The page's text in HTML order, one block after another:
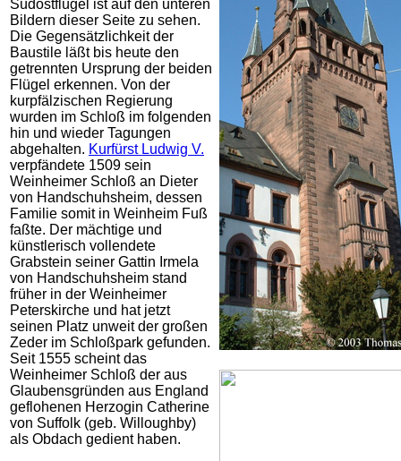
Südostflügel ist auf den unteren
Bildern dieser Seite zu sehen.
Die Gegensätzlichkeit der
Baustile läßt bis heute den
getrennten Ursprung der beiden
Flügel erkennen. Von der
kurpfälzischen Regierung
wurden im Schloß im folgenden
hin und wieder Tagungen
abgehalten. Kurfürst Ludwig V.
verpfändete 1509 sein
Weinheimer Schloß an Dieter
von Handschuhsheim, dessen
Familie somit in Weinheim Fuß
faßte. Der mächtige und
künstlerisch vollendete
Grabstein seiner Gattin Irmela
von Handschuhsheim stand
früher in der Weinheimer
Peterskirche und hat jetzt
seinen Platz unweit der großen
Zeder im Schloßpark gefunden.
Seit 1555 scheint das
Weinheimer Schloß der aus
Glaubensgründen aus England
geflohenen Herzogin Catherine
von Suffolk (geb. Willoughby)
als Obdach gedient haben.